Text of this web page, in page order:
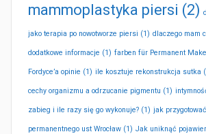
mammoplastyka piersi (2)
jako terapia po nowotworze piersi (1) dlaczego mam
dodatkowe informacje (1) farben für Permanent
Fordyce’a opinie (1) ile kosztuje rekonstrukcja sutka
cechy organizmu a odrzucanie pigmentu (1)
zabieg i ile razy się go wykonuje? (1) jak
permanentnego ust Wrocław (1) Jak uniknąć